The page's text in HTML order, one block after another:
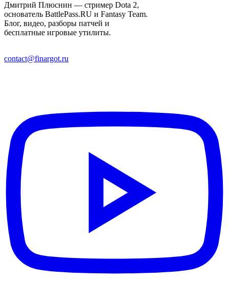
Дмитрий Плюснин — стример Dota 2,
основатель BattlePass.RU и Fantasy Team.
Блог, видео, разборы патчей и
бесплатные игровые утилиты.
contact@finargot.ru